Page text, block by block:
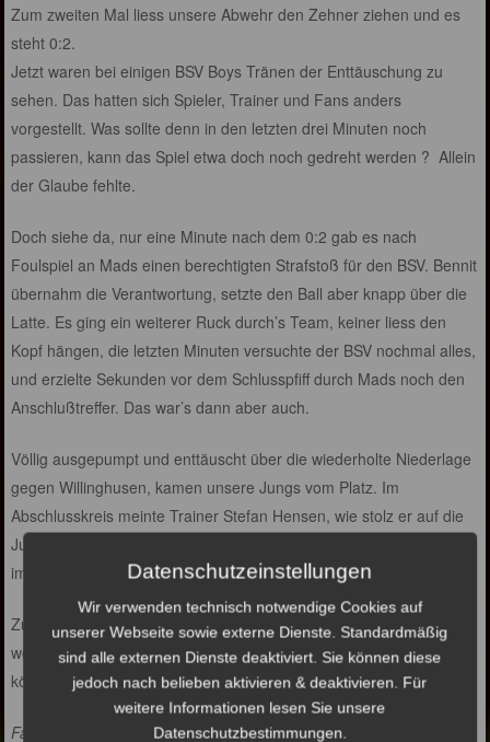
Zum zweiten Mal liess unsere Abwehr den Zehner ziehen und es
steht 0:2.
Jetzt waren bei einigen BSV Boys Tränen der Enttäuschung zu
sehen. Das hatten sich Spieler, Trainer und Fans anders
vorgestellt. Was sollte denn in den letzten drei Minuten noch
passieren, kann das Spiel etwa doch noch gedreht werden ? Allein
der Glaube fehlte.
Doch siehe da, nur eine Minute nach dem 0:2 gab es nach
Foulspiel an Mads einen berechtigten Strafstoß für den BSV. Bennit
übernahm die Verantwortung, setzte den Ball aber knapp über die
Latte. Es ging ein weiterer Ruck durch’s Team, keiner liess den
Kopf hängen, die letzten Minuten versuchte der BSV nochmal alles,
und erzielte Sekunden vor dem Schlusspfiff durch Mads noch den
Anschlußtreffer. Das war’s dann aber auch.
Völlig ausgepumpt und enttäuscht über die wiederholte Niederlage
gegen Willinghusen, kamen unsere Jungs vom Platz. Im
Abschlusskreis meinte Trainer Stefan Hensen, wie stolz er auf die
Jungs sei. Nicht das Resultat sondern die Spielweise hatte ihm
imponiert.
Zu den auffälligsten Spielern gehörte wieder einmal Bennit, der
wohl jeden Zentimeter des Platzes beackert hatte, und viel an
körperlicher Härte in seinen Zweikämpfen einstecken musste.
Fazit des Spiels:
Datenschutzeinstellungen
Wir verwenden technisch notwendige Cookies auf
unserer Webseite sowie externe Dienste. Standardmäßig
sind alle externen Dienste deaktiviert. Sie können diese
jedoch nach belieben aktivieren & deaktivieren. Für
weitere Informationen lesen Sie unsere
Datenschutzbestimmungen.